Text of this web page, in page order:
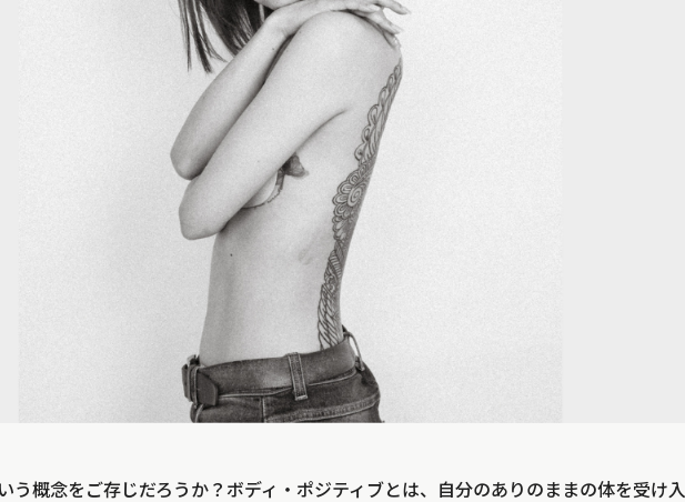
う概念をご存じだろうか？ボディ・ポジティブとは、自分のありのままの体を受け入